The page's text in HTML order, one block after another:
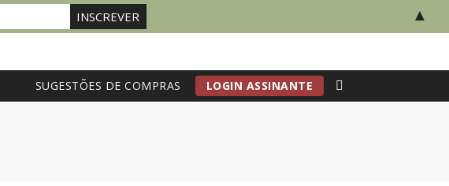
SUGESTÕES DE COMPRAS LOGIN ASSINANTE
▲